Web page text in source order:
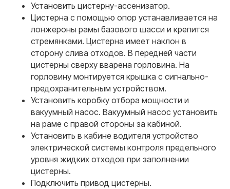
Установить цистерну-ассенизатор.
Цистерна с помощью опор устанавливается на
лонжероны рамы базового шасси и крепится
стремянками. Цистерна имеет наклон в
сторону слива отходов. В передней части
цистерны сверху вварена горловина. На
горловину монтируется крышка с сигнально-
предохранительным устройством.
Установить коробку отбора мощности и
вакуумный насос. Вакуумный насос установить
на раме с правой стороны за кабиной.
Установить в кабине водителя устройство
электрической системы контроля предельного
уровня жидких отходов при заполнении
цистерны.
Подключить привод цистерны.